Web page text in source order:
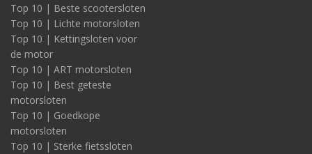
Top 10 | Beste scootersloten
Top 10 | Lichte motorsloten
Top 10 | Kettingsloten voor
de motor
Top 10 | ART motorsloten
Top 10 | Best geteste
motorsloten
Top 10 | Goedkope
motorsloten
Top 10 | Sterke fietssloten